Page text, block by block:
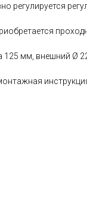
регулируется
125 мм, внешний Ø